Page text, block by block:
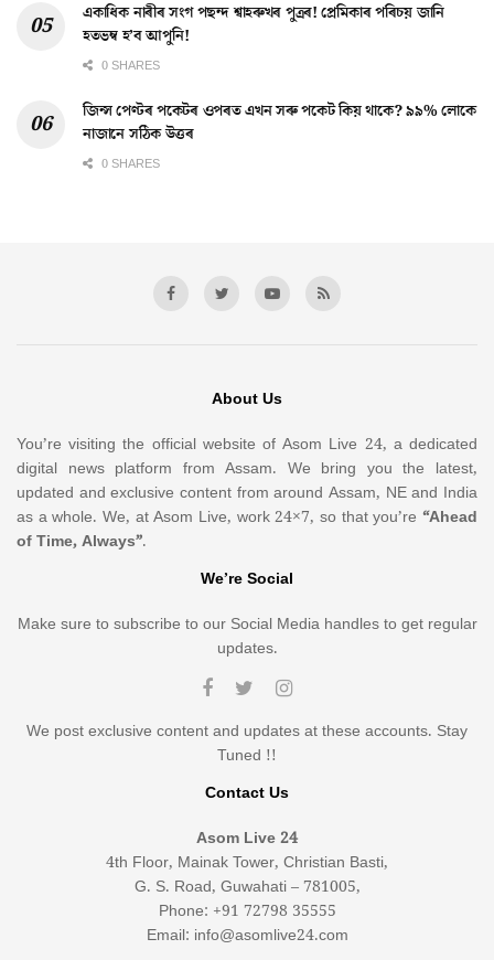
একাধিক নাৰীৰ সংগ পছন্দ শ্বাহৰুখৰ পুত্ৰৰ! প্ৰেমিকাৰ পৰিচয় জানি
হতভম্ব হ’ব আপুনি!
0 SHARES
জিন্স পেণ্টৰ পকেটৰ ওপৰত এখন সৰু পকেট কিয় থাকে? ৯৯% লোকে
নাজানে সঠিক উত্তৰ
0 SHARES
About Us
You’re visiting the official website of Asom Live 24, a dedicated
digital news platform from Assam. We bring you the latest,
updated and exclusive content from around Assam, NE and India
as a whole. We, at Asom Live, work 24×7, so that you’re “Ahead
of Time, Always”.
We’re Social
Make sure to subscribe to our Social Media handles to get regular
updates.
We post exclusive content and updates at these accounts. Stay
Tuned !!
Contact Us
Asom Live 24
4th Floor, Mainak Tower, Christian Basti,
G. S. Road, Guwahati – 781005,
Phone: +91 72798 35555
Email: info@asomlive24.com